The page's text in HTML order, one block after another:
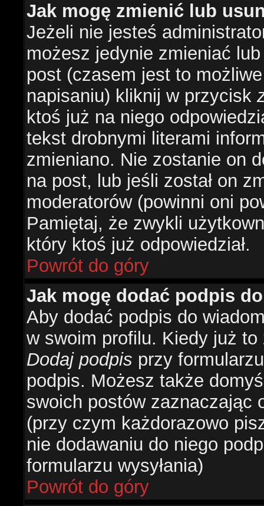
Jak mogę zmienić lub
Jeżeli nie jesteś
możesz jedynie zmieniać
post (czasem jest to
napisaniu) kliknij w przycisk
ktoś już na niego
tekst drobnymi literami
zmieniano. Nie zostanie on
na post, lub jeśli został on
moderatorów (powinni oni
Pamiętaj, że zwykli
który ktoś już odpowiedział.
Powrót do góry
Jak mogę dodać podpis
Aby dodać podpis do
w swoim profilu. Kiedy już
Dodaj podpis przy
podpis. Możesz także
swoich postów zaznaczając
(przy czym każdorazowo
nie dodawaniu do niego
formularzu wysyłania)
Powrót do góry